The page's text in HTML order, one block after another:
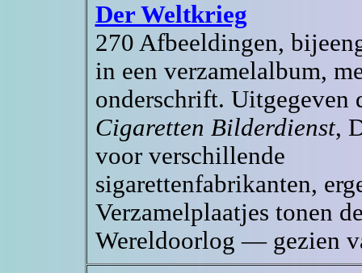
Der Weltkrieg
270 Afbeeldingen,
in een verzamelalbum,
onderschrift. Uitgegeven
Cigaretten Bilderdienst,
voor verschillende
sigarettenfabrikanten,
Verzamelplaatjes tonen
Wereldoorlog — gezien